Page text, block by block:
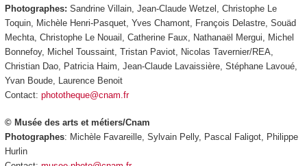
Photographes: Sandrine Villain, Jean-Claude Wetzel, Christophe Le
Toquin, Michèle Henri-Pasquet, Yves Chamont, François Delastre, Souäd
Mechta, Christophe Le Nouail, Catherine Faux, Nathanaël Mergui, Michel
Bonnefoy, Michel Toussaint, Tristan Paviot, Nicolas Tavernier/REA,
Christian Dao, Patricia Haim, Jean-Claude Lavaissière, Stéphane Lavoué,
Yvan Boude, Laurence Benoit
Contact: phototheque@cnam.fr
© Musée des arts et métiers/Cnam
Photographes: Michèle Favareille, Sylvain Pelly, Pascal Faligot, Philippe
Hurlin